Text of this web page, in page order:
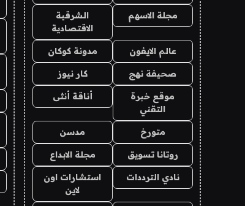
مجلة الاسهم
الشرقية
الاقتصادية
عالم الايفون مدونة كوكان
صحيفة نهج كار نيوز
موقع خبرة
التقني
أناقة أنثى
متورخ مدسن
روتانا تسويق مجلة الابداع
نادي الترددات
استشارات اون
لاين